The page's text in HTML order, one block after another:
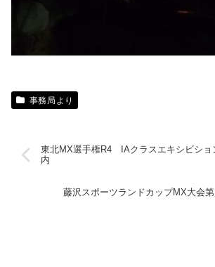
事務局より
東北MX選手権R4 IAクラスエキシビショ
内
藤沢スポーツランドカップMX大会